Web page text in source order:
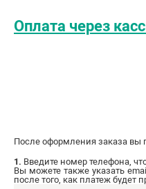
Оплата через
После оформления заказа вы
1. Введите номер телефона,
Вы можете также указать
после того, как платеж будет